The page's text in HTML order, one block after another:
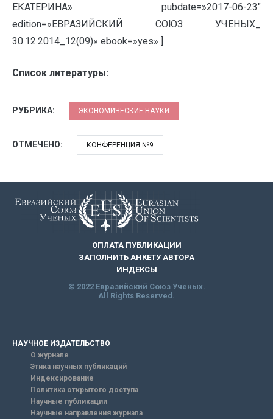
ЕКАТЕРИНА» pubdate=»2017-06-23″
edition=»ЕВРАЗИЙСКИЙ СОЮЗ УЧЕНЫХ_
30.12.2014_12(09)» ebook=»yes» ]
Список литературы:
РУБРИКА: ЭКОНОМИЧЕСКИЕ НАУКИ
ОТМЕЧЕНО: КОНФЕРЕНЦИЯ №9
ОПЛАТА ПУБЛИКАЦИИ
ЗАПОЛНИТЬ АНКЕТУ АВТОРА
ИНДЕКСЫ
© 2022 Евразийский Союз Ученых.
All Rights Reserved.
НАУЧНОЕ ИЗДАТЕЛЬСТВО
О журнале
Этика научных публикаций
Индексирование
Политика открытого доступа
Научные публикации
Научные направления журнала